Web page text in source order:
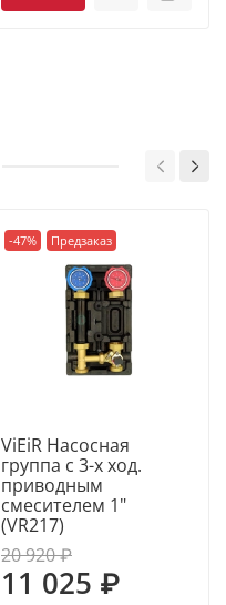
-47% Предзаказ
ViEiR Насосная
группа с 3-х ход.
приводным
смесителем 1"
(VR217)
20 920 ₽
11 025 ₽